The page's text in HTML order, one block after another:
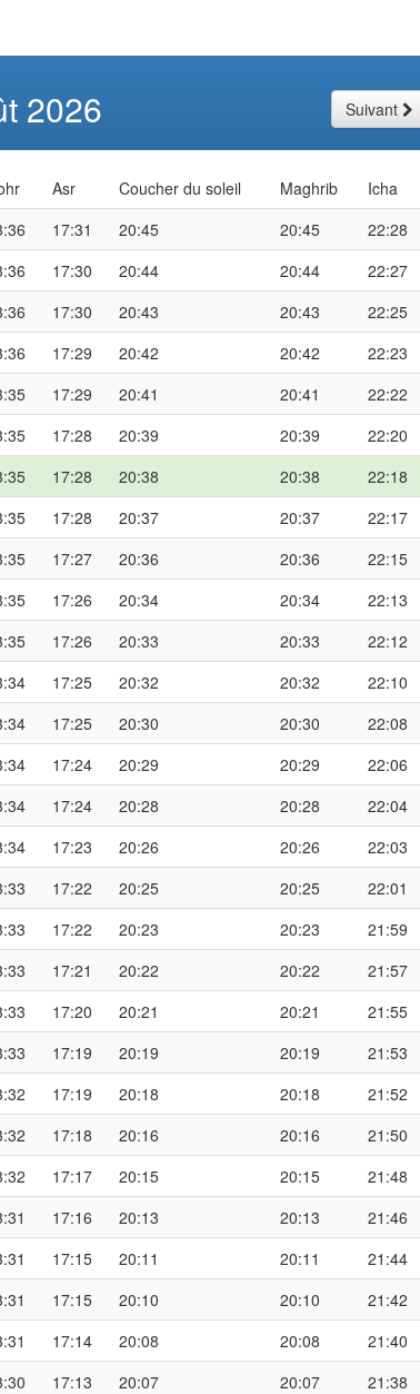
2026 Suivant
Asr Coucher du soleil Maghrib
Icha
17:31 20:45 20:45
22:28
17:30 20:44 20:44
22:27
17:30 20:43 20:43
22:25
17:29 20:42 20:42
22:23
17:29 20:41 20:41
22:22
17:28 20:39 20:39
22:20
17:28 20:38 20:38
22:18
17:28 20:37 20:37
22:17
17:27 20:36 20:36
22:15
17:26 20:34 20:34
22:13
17:26 20:33 20:33
22:12
17:25 20:32 20:32
22:10
17:25 20:30 20:30
22:08
17:24 20:29 20:29
22:06
17:24 20:28 20:28
22:04
17:23 20:26 20:26
22:03
17:22 20:25 20:25
22:01
17:22 20:23 20:23
21:59
17:21 20:22 20:22
21:57
17:20 20:21 20:21
21:55
17:19 20:19 20:19
21:53
17:19 20:18 20:18
21:52
17:18 20:16 20:16
21:50
17:17 20:15 20:15
21:48
17:16 20:13 20:13
21:46
17:15 20:11 20:11
21:44
17:15 20:10 20:10
21:42
17:14 20:08 20:08
21:40
17:13 20:07 20:07
21:38